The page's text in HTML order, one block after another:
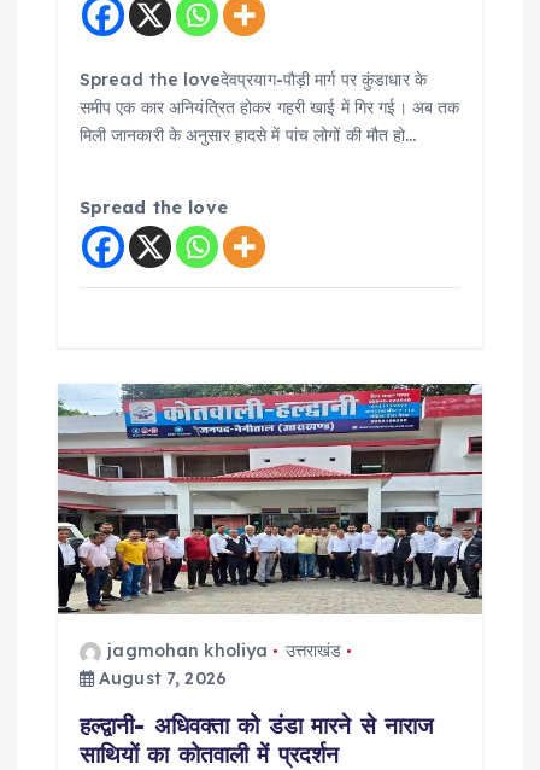
Spread the loveदेवप्रयाग-पौड़ी मार्ग पर कुंडाधार के
समीप एक कार अनियंत्रित होकर गहरी खाई में गिर गई। अब तक
मिली जानकारी के अनुसार हादसे में पांच लोगों की मौत हो…
Spread the love
jagmohan kholiya
उत्तराखंड
August 7, 2026
हल्द्वानी- अधिवक्ता को डंडा मारने से नाराज
साथियों का कोतवाली में प्रदर्शन